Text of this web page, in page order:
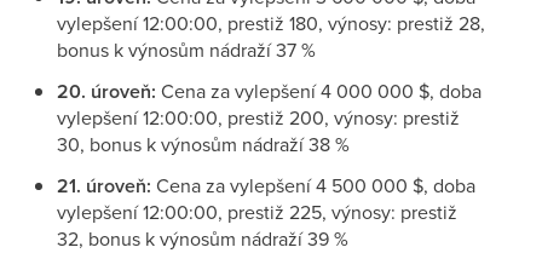
vylepšení 12:00:00, prestiž 180, výnosy: prestiž 28,
bonus k výnosům nádraží 37 %
20. úroveň: Cena za vylepšení 4 000 000 $, doba
vylepšení 12:00:00, prestiž 200, výnosy: prestiž
30, bonus k výnosům nádraží 38 %
21. úroveň: Cena za vylepšení 4 500 000 $, doba
vylepšení 12:00:00, prestiž 225, výnosy: prestiž
32, bonus k výnosům nádraží 39 %